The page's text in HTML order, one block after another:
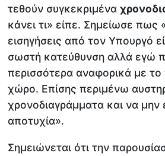
τεθούν συγκεκριμένα
κάνει τι» είπε. Σημείωσε πως
εισηγήσεις από τον Υπουργό
σωστή κατεύθυνση αλλά εγώ
περισσότερα αναφορικά με το
χώρο. Επίσης περιμένω
χρονοδιαγράμματα και να μην
αποτυχία».
Σημειώνεται ότι την